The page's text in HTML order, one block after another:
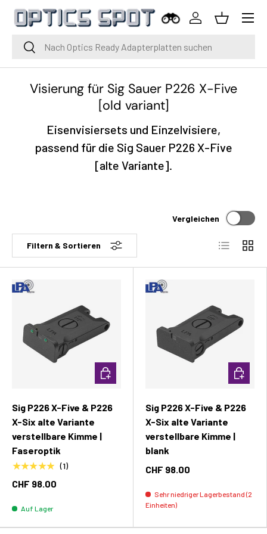
Zum Inhalt springen
SucheSuche
Einloggen
Korb
Menü
Visierung für Sig Sauer P226 X-Five
[old variant]
Eisenvisiersets und Einzelvisiere,
passend für die Sig Sauer P226 X-Five
[alte Variante].
Filtern & Sortieren
Vergleichen
Liste
Sig P226 X-Five & P226
X-Six alte Variante
verstellbare Kimme |
Faseroptik
★★★★★ (1)
CHF 98.00
Auf Lager
In den Warenkorb
Sig P226 X-Five & P226
X-Six alte Variante
verstellbare Kimme |
blank
CHF 98.00
Sehr niedriger Lagerbestand (2
Einheiten)
In den